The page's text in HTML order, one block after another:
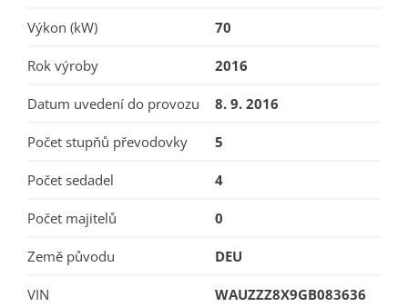
Výkon (kW) 70
Rok výroby 2016
Datum uvedení do provozu 8. 9. 2016
Počet stupňů převodovky 5
Počet sedadel 4
Počet majitelů 0
Země původu DEU
VIN WAUZZZ8X9GB083636